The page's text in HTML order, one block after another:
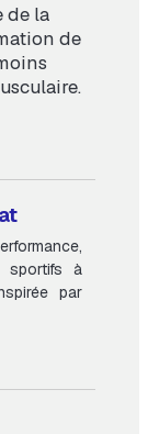
de la
de
sportifs à
par